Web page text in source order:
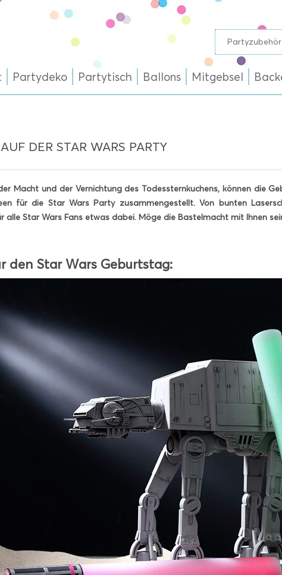
Partydeko Partytisch Ballons Mitgebsel
DER STAR WARS PARTY
Macht und der Vernichtung des Todessternkuchens, können die
für die Star Wars Party zusammengestellt. Von bunten
alle Star Wars Fans etwas dabei. Möge die Bastelmacht mit Ihnen
den Star Wars Geburtstag: